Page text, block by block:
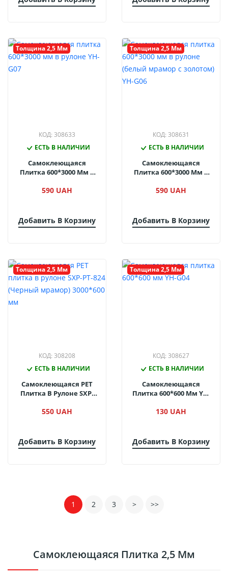
Толщина 2,5 Мм
КОД: 308633
ЕСТЬ В НАЛИЧИИ
Самоклеющаяся
Плитка 600*3000 Мм В
590 UAH
Добавить В Корзину
Толщина 2,5 Мм
КОД: 308631
ЕСТЬ В НАЛИЧИИ
Самоклеющаяся
Плитка 600*3000 Мм В
С Золотом) YH-G06
590 UAH
Добавить В Корзину
Толщина 2,5 Мм
КОД: 308208
ЕСТЬ В НАЛИЧИИ
Самоклеющаяся PET
Плитка В Рулоне SXP-
Мрамор) 3000*600 Мм
550 UAH
Добавить В Корзину
Толщина 2,5 Мм
КОД: 308627
ЕСТЬ В НАЛИЧИИ
Самоклеющаяся
Плитка 600*600 Мм YH-
130 UAH
Добавить В Корзину
1 2 3 > >>
Самоклеющаяся Плитка 2,5 Мм